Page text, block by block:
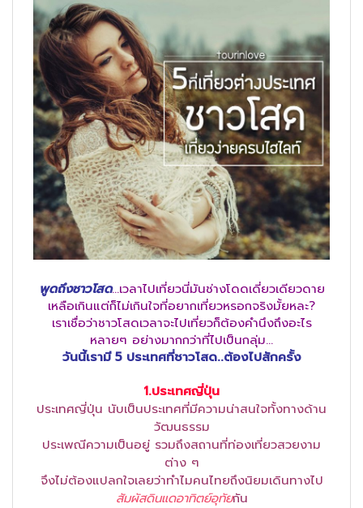
พูดถึงชาวโสด…เวลาไปเที่ยวนี่มันช่างโดดเดี่ยวเดียวดาย
เหลือเกินแต่ก็ไม่เกินใจที่อยากเที่ยวหรอกจริงมั้ยหละ?
เราเชื่อว่าชาวโสดเวลาจะไปเที่ยวก็ต้องคำนึงถึงอะไร
หลายๆ อย่างมากกว่าที่ไปเป็นกลุ่ม…
วันนี้เรามี 5 ประเทศที่ชาวโสด..ต้องไปสักครั้ง
1.ประเทศญี่ปุ่น
ประเทศญี่ปุ่น นับเป็นประเทศที่มีความน่าสนใจทั้งทางด้าน
วัฒนธรรม
ประเพณีความเป็นอยู่ รวมถึงสถานที่ท่องเที่ยวสวยงาม
ต่าง ๆ
จึงไม่ต้องแปลกใจเลยว่าทำไมคนไทยถึงนิยมเดินทางไป
สัมผัสดินแดอาทิตย์อุทัยกัน